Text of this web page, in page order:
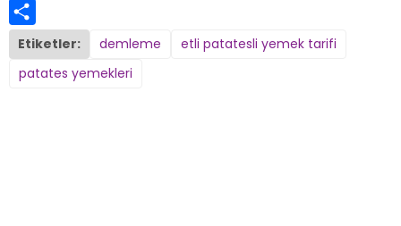
Twitter
Share
Etiketler: demleme
etli patatesli yemek tarifi
patates yemekleri